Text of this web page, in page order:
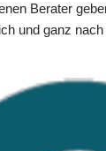
Berater
und ganz